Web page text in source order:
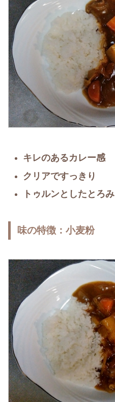
キレのあるカレー感
クリアですっきり
トゥルンとしたとろみ
味の特徴：小麦粉